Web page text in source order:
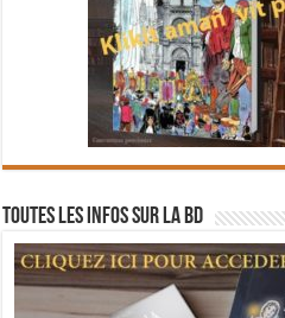
Toutes les infos sur la BD